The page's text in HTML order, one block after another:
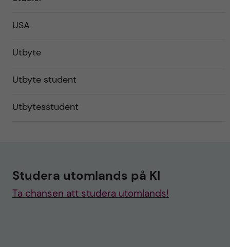
USA
Utbyte
Utbyte student
Utbytesstudent
Studera utomlands på KI
Ta chansen att studera utomlands!